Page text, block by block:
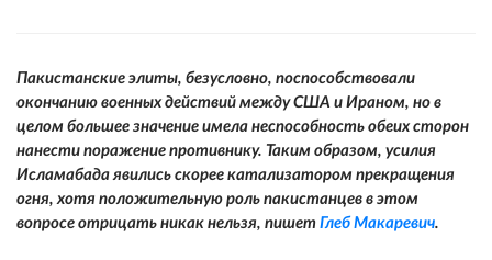
Пакистанские элиты, безусловно, поспособствовали
окончанию военных действий между США и Ираном, но в
целом большее значение имела неспособность обеих сторон
нанести поражение противнику. Таким образом, усилия
Исламабада явились скорее катализатором прекращения
огня, хотя положительную роль пакистанцев в этом
вопросе отрицать никак нельзя, пишет Глеб Макаревич.